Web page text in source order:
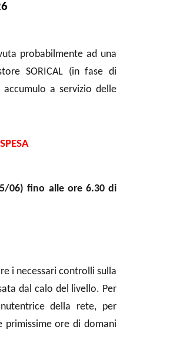
probabilmente ad una
SORICAL (in fase di
a servizio delle
06) fino alle ore 6.30 di
i necessari controlli sulla
dal calo del livello. Per
della rete, per
ore di domani